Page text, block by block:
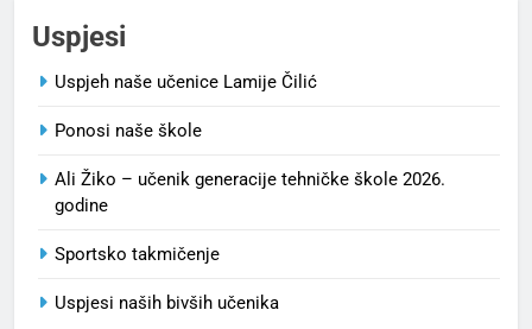
Uspjesi
Uspjeh naše učenice Lamije Čilić
Ponosi naše škole
Ali Žiko – učenik generacije tehničke škole 2026.
godine
Sportsko takmičenje
Uspjesi naših bivših učenika